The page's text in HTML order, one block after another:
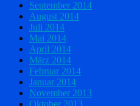
September 2014
August 2014
Juli 2014
Mai 2014
April 2014
März 2014
Februar 2014
Januar 2014
November 2013
Oktober 2013